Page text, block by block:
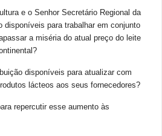
e o Senhor Secretário Regional da
disponíveis para trabalhar em conjunto
a miséria do atual preço do leite
disponíveis para atualizar com
lácteos aos seus fornecedores?
repercutir esse aumento às